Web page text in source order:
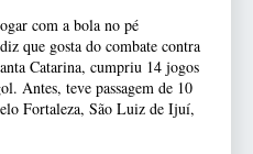
com a bola no pé
que gosta do combate contra
Catarina, cumpriu 14 jogos
Antes, teve passagem de 10
Fortaleza, São Luiz de Ijuí,